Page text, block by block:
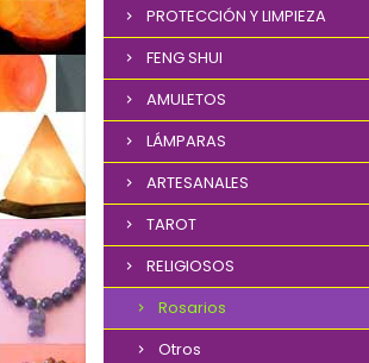
PROTECCIÓN Y LIMPIEZA
FENG SHUI
AMULETOS
LÁMPARAS
ARTESANALES
TAROT
RELIGIOSOS
Rosarios
Otros